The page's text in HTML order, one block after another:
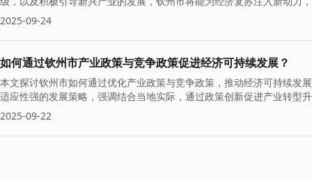
2025-09-24
如何通过钦州市产业政策与竞争政策促进经济可持续发展？
本文探讨钦州市如何通过优化产业政策与竞争政策，推动经济可持续发
适应性强的发展策略，强调结合当地实际，通过政策创新促进产业转型
2025-09-22